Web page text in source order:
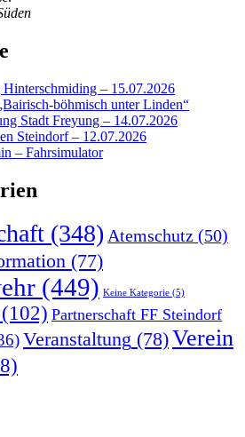
– 15.07.2026
böhmisch unter Linden“
Stadt Freyung – 14.07.2026
Steindorf – 12.07.2026
– Fahrsimulator
(348) Atemschutz (50)
(77)
(449) Keine Kategorie (5)
(102) Partnerschaft FF Steindorf
Veranstaltung (78)Verein